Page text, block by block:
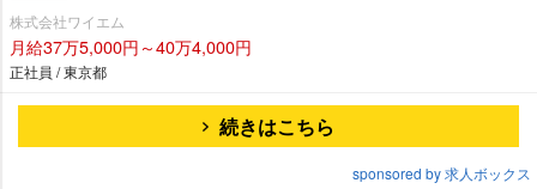
株式会社ワイエム
月給37万5,000円～40万4,000円
正社員 / 東京都
続きはこちら
sponsored by 求人ボックス